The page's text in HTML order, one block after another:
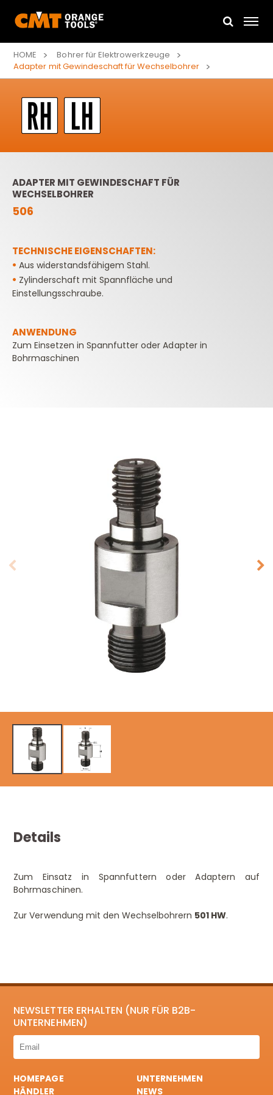
HOME
Bohrer für Elektrowerkzeuge
Adapter mit Gewindeschaft für Wechselbohrer
ADAPTER MIT GEWINDESCHAFT FÜR
WECHSELBOHRER
506
TECHNISCHE EIGENSCHAFTEN:
•Aus widerstandsfähigem Stahl.
• ​​​​​​​ Zylinderschaft mit Spannfläche und
Einstellungsschraube.
ANWENDUNG
Zum Einsetzen in Spannfutter oder Adapter in
Bohrmaschinen
Details
Zum Einsatz in Spannfuttern oder Adaptern auf
Bohrmaschinen.
Zur Verwendung mit den Wechselbohrern 501 HW.
NEWSLETTER ERHALTEN (NUR FÜR B2B-
UNTERNEHMEN)
HOMEPAGE
UNTERNEHMEN
HÄNDLER
NEWS